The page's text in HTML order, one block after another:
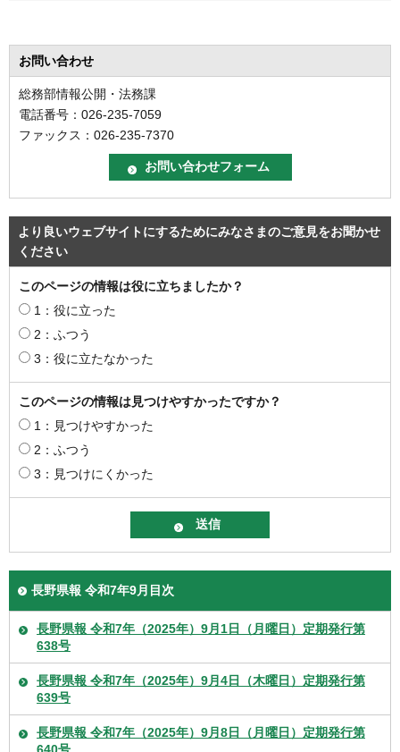
お問い合わせ
総務部情報公開・法務課
電話番号：026-235-7059
ファックス：026-235-7370
より良いウェブサイトにするためにみなさまのご意見をお聞かせ
ください
このページの情報は役に立ちましたか？
1：役に立った
2：ふつう
3：役に立たなかった
このページの情報は見つけやすかったですか？
1：見つけやすかった
2：ふつう
3：見つけにくかった
長野県報 令和7年9月目次
長野県報 令和7年（2025年）9月1日（月曜日）定期発行第
638号
長野県報 令和7年（2025年）9月4日（木曜日）定期発行第
639号
長野県報 令和7年（2025年）9月8日（月曜日）定期発行第